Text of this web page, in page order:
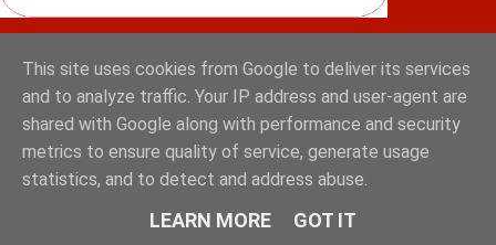
ΦΟΥΝΤΑΣ
This site uses cookies from Google to deliver its services
and to analyze traffic. Your IP address and user-agent are
shared with Google along with performance and security
metrics to ensure quality of service, generate usage
statistics, and to detect and address abuse.
LEARN MORE GOT IT